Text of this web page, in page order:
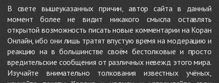
В свете вышеуказанных причин, автор сайта в данный
момент более не видит никакого смысла оставлять
открытой возможность писать новые комментарии на Коран
Онлайн, ибо они лишь тратят впустую время на модерацию и
реакцию на в большинстве своём бестолковые и просто
вредительские сообщения от различных невежд этого мира.
Изучайте внимательно толкования известных учёных,